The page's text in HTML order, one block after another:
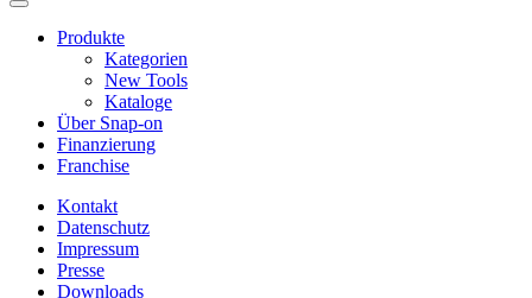
Produkte
Kategorien
New Tools
Kataloge
Über Snap-on
Finanzierung
Franchise
Kontakt
Datenschutz
Impressum
Presse
Downloads